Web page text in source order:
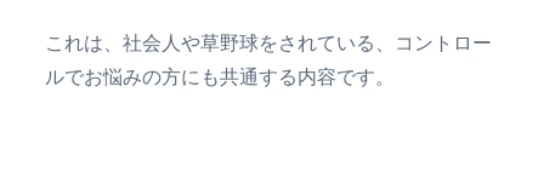
これは、社会人や草野球をされている、コントロー
ルでお悩みの方にも共通する内容です。